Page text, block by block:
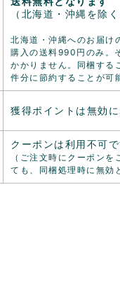
（北海道・沖縄を除く
北海道・沖縄へのお届け
購入の送料990円のみ。
かかりません。同梱する
件分に節約することが可
獲得ポイントは無効
クーポンは利用不可で
（ご注文時にクーポンを
ても、同梱処理時に無効